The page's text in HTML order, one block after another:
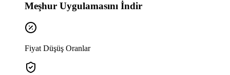
Meşhur Uygulamasını İndir
Fiyat Düşüş Oranlar